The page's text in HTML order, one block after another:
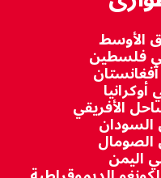
الأوسط
فلسطين
الأفريقي
السودان
الصومال
اليمن